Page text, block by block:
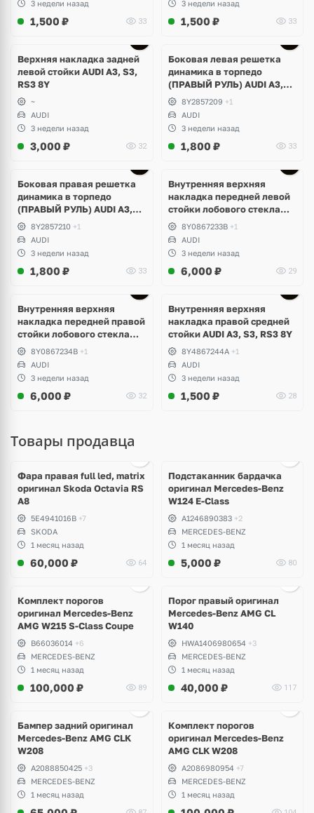
3 недели назад
1,500 ₽ 33
3 недели назад
1,500 ₽ 33
Верхняя накладка задней
левой стойки AUDI A3, S3,
RS3 8Y
~
AUDI
3 недели назад
3,000 ₽ 32
Боковая левая решетка
динамика в торпедо
(ПРАВЫЙ РУЛЬ) AUDI A3,
S3, RS3 8Y
8Y2857209 +1
AUDI
3 недели назад
1,800 ₽ 33
Боковая правая решетка
динамика в торпедо
(ПРАВЫЙ РУЛЬ) AUDI A3,
S3, RS3 8Y
8Y2857210 +1
AUDI
3 недели назад
1,800 ₽ 33
Внутренняя верхняя
накладка передней левой
стойки лобового стекла
AUDI A3, S3, RS3 8Y
8Y0867233B +1
AUDI
3 недели назад
6,000 ₽ 29
Внутренняя верхняя
накладка передней правой
стойки лобового стекла
AUDI A3, S3, RS3 8Y
8Y0867234B +1
AUDI
3 недели назад
6,000 ₽ 32
Внутренняя верхняя
накладка правой средней
стойки AUDI A3, S3, RS3 8Y
8Y4867244A +1
AUDI
3 недели назад
1,500 ₽ 28
Товары продавца
Фара правая full led, matrix
оригинал Skoda Octavia RS
A8
5E4941016B +7
SKODA
1 месяц назад
60,000 ₽ 64
Подстаканник бардачка
оригинал Mercedes-Benz
W124 E-Class
A1246890383 +2
MERCEDES-BENZ
1 месяц назад
5,000 ₽ 80
Комплект порогов
оригинал Mercedes-Benz
AMG W215 S-Class Coupe
B66036014 +6
MERCEDES-BENZ
1 месяц назад
100,000 ₽ 89
Порог правый оригинал
Mercedes-Benz AMG CL
W140
HWA1406980654 +3
MERCEDES-BENZ
1 месяц назад
40,000 ₽ 117
Бампер задний оригинал
Mercedes-Benz AMG CLK
W208
A2088850425 +3
MERCEDES-BENZ
1 месяц назад
Комплект порогов
оригинал Mercedes-Benz
AMG CLK W208
A2086980954 +7
MERCEDES-BENZ
1 месяц назад